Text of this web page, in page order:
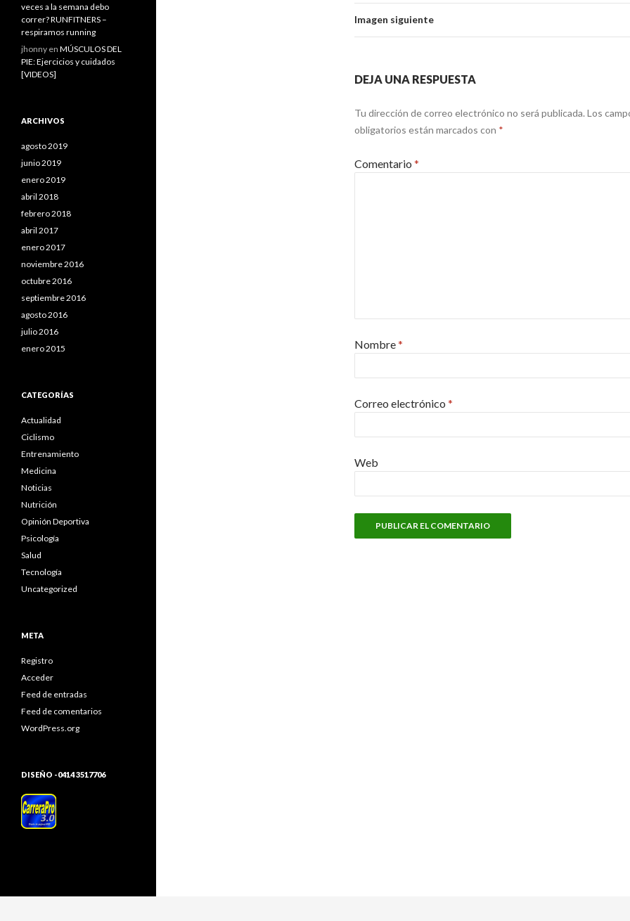
Imagen siguiente
DEJA UNA RESPUESTA
Tu dirección de correo electrónico no será publicada. Los
obligatorios están marcados con *
Comentario *
Nombre*
Correo electrónico *
Web
veces a la semana debo
correr? RUNFITNERS –
respiramos running
jhonny en MÚSCULOS DEL
PIE: Ejercicios y cuidados
[VIDEOS]
ARCHIVOS
agosto 2019
junio 2019
enero 2019
abril 2018
febrero 2018
abril 2017
enero 2017
noviembre 2016
octubre 2016
septiembre 2016
agosto 2016
julio 2016
enero 2015
CATEGORÍAS
Actualidad
Ciclismo
Entrenamiento
Medicina
Noticias
Nutrición
Opinión Deportiva
Psicología
Salud
Tecnología
Uncategorized
META
Registro
Acceder
Feed de entradas
Feed de comentarios
WordPress.org
DISEÑO -0414 3517706